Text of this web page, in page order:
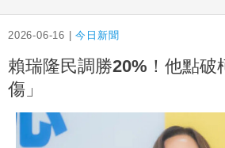
2026-06-16 |今日新聞
賴瑞隆民調勝20%！他點破
傷」